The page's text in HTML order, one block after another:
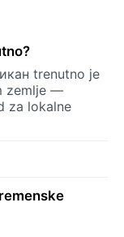
trenutno je
zemlje —
za lokalne